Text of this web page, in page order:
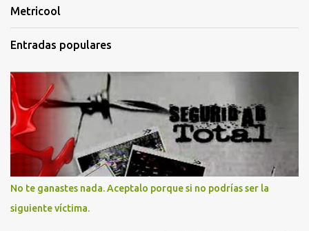
Metricool
Entradas populares
No te ganastes nada. Aceptalo porque si no podrías ser la
siguiente víctima.